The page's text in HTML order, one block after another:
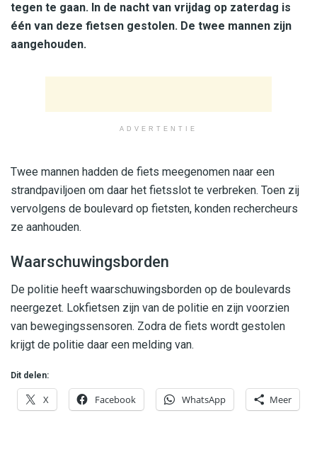
tegen te gaan. In de nacht van vrijdag op zaterdag is
één van deze fietsen gestolen. De twee mannen zijn
aangehouden.
ADVERTENTIE
Twee mannen hadden de fiets meegenomen naar een
strandpaviljoen om daar het fietsslot te verbreken. Toen zij
vervolgens de boulevard op fietsten, konden rechercheurs
ze aanhouden.
Waarschuwingsborden
De politie heeft waarschuwingsborden op de boulevards
neergezet. Lokfietsen zijn van de politie en zijn voorzien
van bewegingssensoren. Zodra de fiets wordt gestolen
krijgt de politie daar een melding van.
Dit delen:
X Facebook WhatsApp Meer